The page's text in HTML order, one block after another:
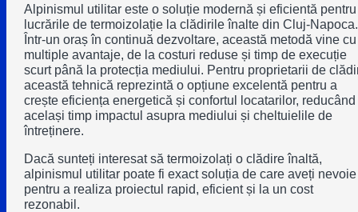
Alpinismul utilitar este o soluție modernă și eficientă pentru
lucrările de termoizolație la clădirile înalte din Cluj-Napoca.
Într-un oraș în continuă dezvoltare, această metodă vine cu
multiple avantaje, de la costuri reduse și timp de execuție
scurt până la protecția mediului. Pentru proprietarii de
această tehnică reprezintă o opțiune excelentă pentru a
crește eficiența energetică și confortul locatarilor, reducând
același timp impactul asupra mediului și cheltuielile de
întreținere.
Dacă sunteți interesat să termoizolați o clădire înaltă,
alpinismul utilitar poate fi exact soluția de care aveți nevoie
pentru a realiza proiectul rapid, eficient și la un cost
rezonabil.